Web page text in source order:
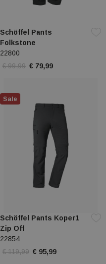
Schöffel Pants
Folkstone
22800
€ 99,99 € 79,99
Schöffel Pants Koper1
Zip Off
22854
€ 119,99 € 95,99
Sale